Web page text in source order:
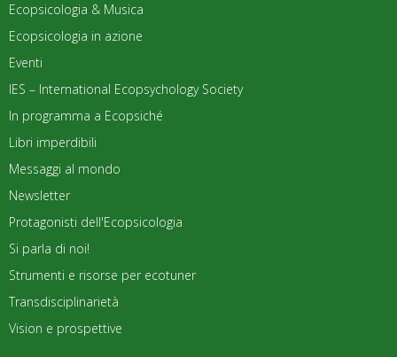
Ecopsicologia & Musica
Ecopsicologia in azione
Eventi
IES – International Ecopsychology Society
In programma a Ecopsiché
Libri imperdibili
Messaggi al mondo
Newsletter
Protagonisti dell'Ecopsicologia
Si parla di noi!
Strumenti e risorse per ecotuner
Transdisciplinarietà
Vision e prospettive